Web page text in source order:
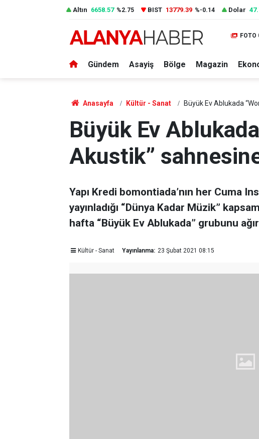
Altın 6658.57 %2.75 BIST 13779.39 %-0.14 Dolar
FOTO
Gündem Asayiş Bölge Magazin
Anasayfa Kültür - Sanat Büyük Ev Ablukada
Büyük Ev
Akustik”
Yapı Kredi bomontiada’nın her Cuma
yayınladığı “Dünya Kadar Müzik”
hafta “Büyük Ev Ablukada” grubunu
Kültür - Sanat Yayınlanma: 23 Şubat 2021 08:15